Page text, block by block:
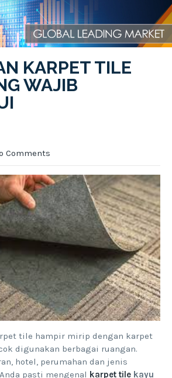
KARPET TILE
WAJIB
Comments
tile hampir mirip dengan karpet
digunakan berbagai ruangan.
hotel, perumahan dan jenis
pasti mengenal karpet tile kayu